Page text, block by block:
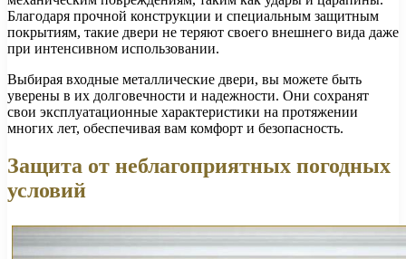
Благодаря прочной конструкции и специальным защитным
покрытиям, такие двери не теряют своего внешнего вида даже
при интенсивном использовании.
Выбирая входные металлические двери, вы можете быть
уверены в их долговечности и надежности. Они сохранят
свои эксплуатационные характеристики на протяжении
многих лет, обеспечивая вам комфорт и безопасность.
Защита от неблагоприятных погодных
условий